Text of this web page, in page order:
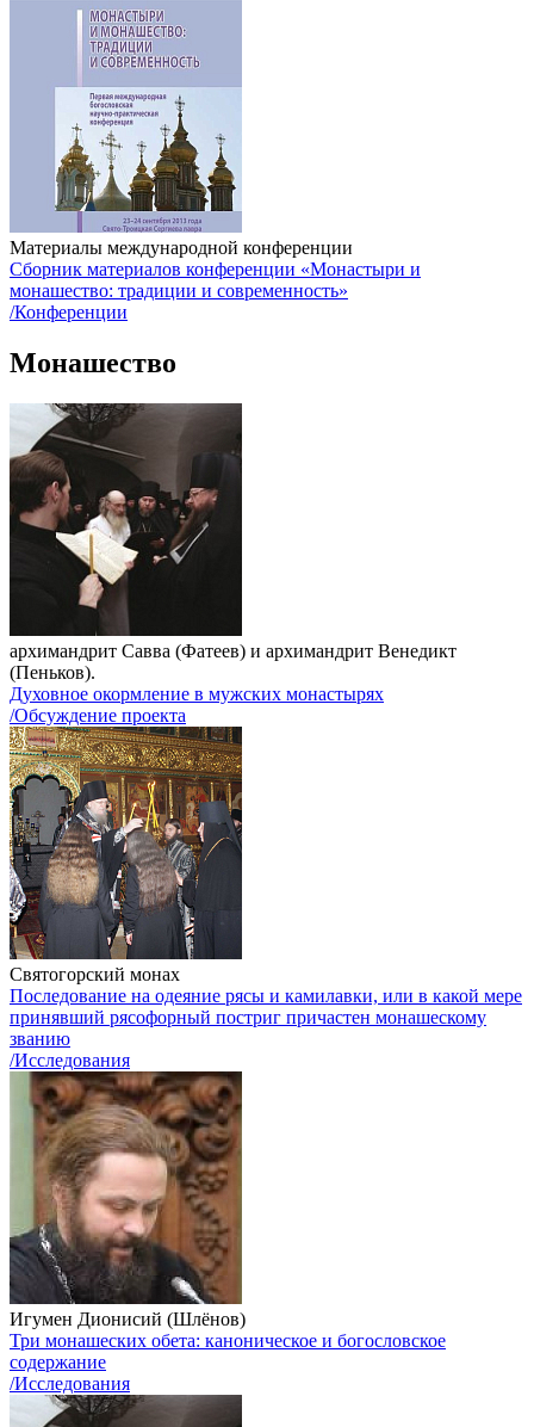
Материалы международной конференции
Сборник материалов конференции «Монастыри и
монашество: традиции и современность»
/Конференции
Монашество
архимандрит Савва (Фатеев) и архимандрит Венедикт
(Пеньков).
Духовное окормление в мужских монастырях
/Обсуждение проекта
Святогорский монах
Последование на одеяние рясы и камилавки, или в какой мере
принявший рясофорный постриг причастен монашескому
званию
/Исследования
Игумен Дионисий (Шлёнов)
Три монашеских обета: каноническое и богословское
содержание
/Исследования